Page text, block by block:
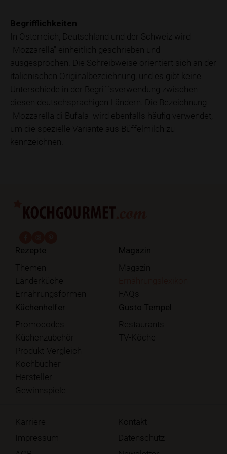
Begrifflichkeiten
In Österreich, Deutschland und der Schweiz wird
"Mozzarella" einheitlich geschrieben und
ausgesprochen. Die Schreibweise orientiert sich an der
italienischen Originalbezeichnung, und es gibt keine
Unterschiede in der Begriffsverwendung zwischen
diesen deutschsprachigen Ländern. Die Bezeichnung
"Mozzarella di Bufala" wird ebenfalls häufig verwendet,
um die spezielle Variante aus Büffelmilch zu
kennzeichnen.
Rezepte
Themen
Länderküche
Ernährungsformen
Magazin
Magazin
FAQs
Küchenhelfer
Promocodes
Küchenzubehör
Produkt-Vergleich
Kochbücher
Hersteller
Gewinnspiele
Gusto Tempel
Restaurants
TV-Köche
Karriere
Kontakt
Impressum
Datenschutz